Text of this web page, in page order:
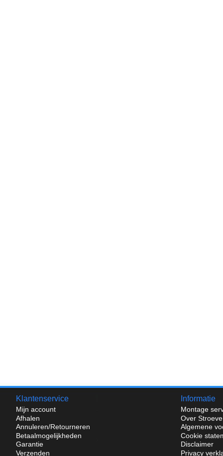
Klantenservice
Mijn account
Afhalen
Annuleren/Retourneren
Betaalmogelijkheden
Garantie
Verzenden
Informatie
Montage
Over
Algemene
Cookie
Disclaimer
Privacy